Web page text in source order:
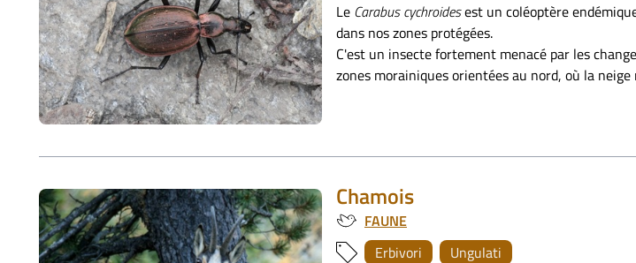
Le Carabus cychroidesest un coléoptère
dans nos zones protégées.
C'est un insecte fortement menacé par les
zones morainiques orientées au nord, où la
Chamois
FAUNE
Erbivori
Ungulati